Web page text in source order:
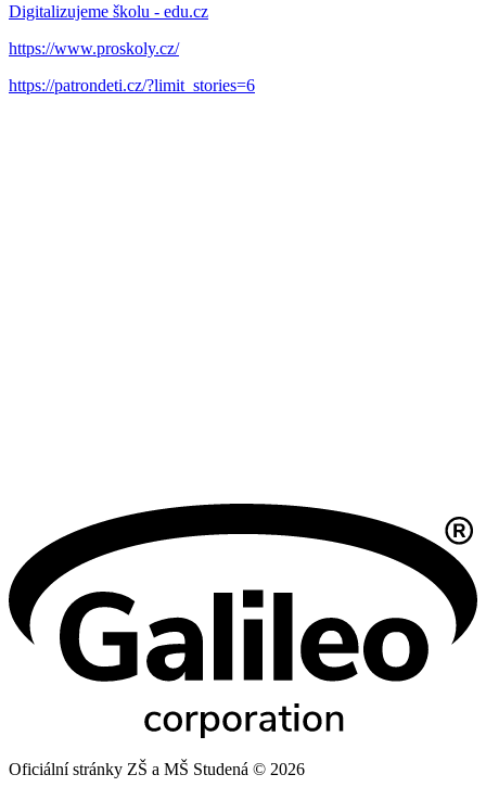
Digitalizujeme školu - edu.cz
https://www.proskoly.cz/
https://patrondeti.cz/?limit_stories=6
Oficiální stránky ZŠ a MŠ Studená © 2026